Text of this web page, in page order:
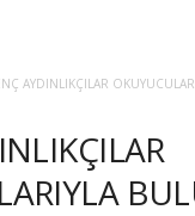
AYDINLIKÇILAR